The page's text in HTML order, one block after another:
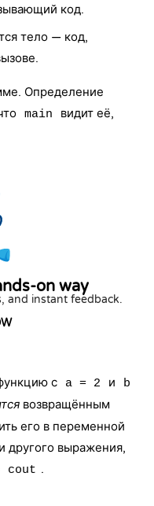
код.
тело — код,
Определение
main
видит её,
on way
and instant feedback.
с a = 2 и
b
возвращённым
его в переменной
другого выражения,
cout .